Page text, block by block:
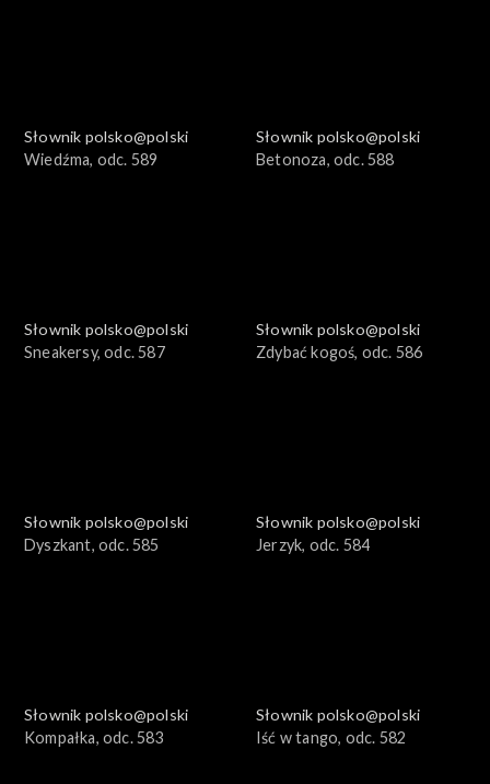
Słownik polsko@polski
Wiedźma, odc. 589
Słownik polsko@polski
Betonoza, odc. 588
Słownik polsko@polski
Sneakersy, odc. 587
Słownik polsko@polski
Zdybać kogoś, odc. 586
Słownik polsko@polski
Dyszkant, odc. 585
Słownik polsko@polski
Jerzyk, odc. 584
Słownik polsko@polski
Kompałka, odc. 583
Słownik polsko@polski
Iść w tango, odc. 582